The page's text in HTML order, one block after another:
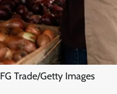
FG Trade/Getty Images